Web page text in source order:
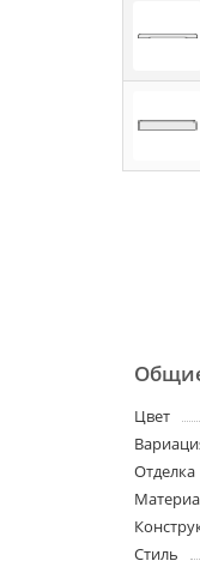
Цвет
Отделка
Стиль